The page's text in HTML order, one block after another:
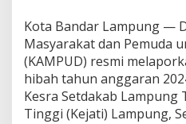
a
n
a
i
b
a
Kota Bandar Lampung —
Masyarakat dan Pemuda
(KAMPUD) resmi
hibah tahun anggaran
Kesra Setdakab Lampung
Tinggi (Kejati) Lampung,